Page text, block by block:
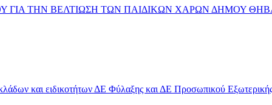
ΤΗΝ ΒΕΛΤΙΩΣΗ ΤΩΝ ΠΑΙΔΙΚΩΝ ΧΑΡΩΝ ΔΗΜΟΥ
και ειδικοτήτων ΔΕ Φύλαξης και ΔΕ Προσωπικού